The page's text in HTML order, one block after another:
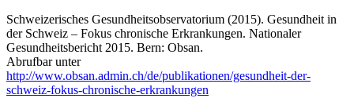
Schweizerisches Gesundheitsobservatorium (2015). Gesundheit in
der Schweiz – Fokus chronische Erkrankungen. Nationaler
Gesundheitsbericht 2015. Bern: Obsan.
Abrufbar unter
http://www.obsan.admin.ch/de/publikationen/gesundheit-der-
schweiz-fokus-chronische-erkrankungen